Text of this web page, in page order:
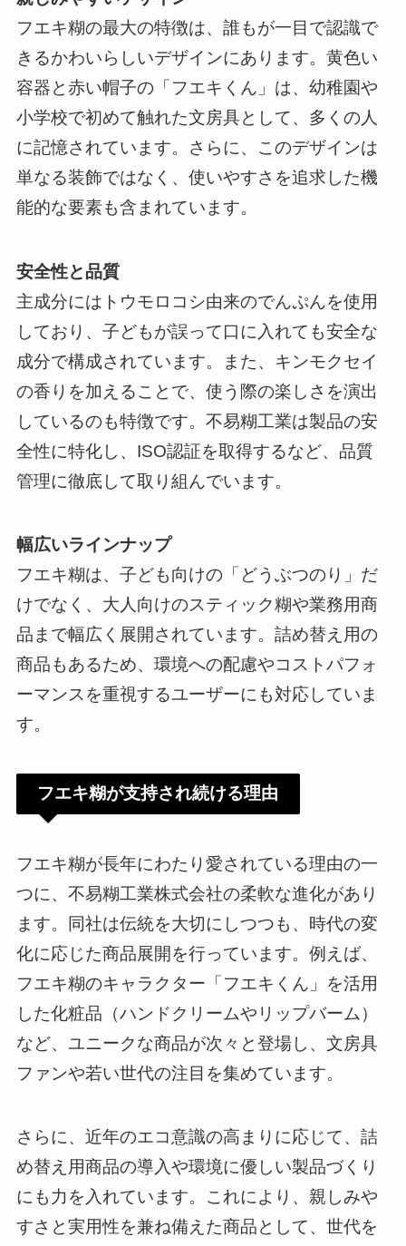
フエキ糊の最大の特徴は、誰もが一目で認識で
きるかわいらしいデザインにあります。黄色い
容器と赤い帽子の「フエキくん」は、幼稚園や
小学校で初めて触れた文房具として、多くの人
に記憶されています。さらに、このデザインは
単なる装飾ではなく、使いやすさを追求した機
能的な要素も含まれています。
安全性と品質
主成分にはトウモロコシ由来のでんぷんを使用
しており、子どもが誤って口に入れても安全な
成分で構成されています。また、キンモクセイ
の香りを加えることで、使う際の楽しさを演出
しているのも特徴です。不易糊工業は製品の安
全性に特化し、ISO認証を取得するなど、品質
管理に徹底して取り組んでいます。
幅広いラインナップ
フエキ糊は、子ども向けの「どうぶつのり」だ
けでなく、大人向けのスティック糊や業務用商
品まで幅広く展開されています。詰め替え用の
商品もあるため、環境への配慮やコストパフォ
ーマンスを重視するユーザーにも対応していま
す。
フエキ糊が支持され続ける理由
フエキ糊が長年にわたり愛されている理由の一
つに、不易糊工業株式会社の柔軟な進化があり
ます。同社は伝統を大切にしつつも、時代の変
化に応じた商品展開を行っています。例えば、
フエキ糊のキャラクター「フエキくん」を活用
した化粧品（ハンドクリームやリップバーム）
など、ユニークな商品が次々と登場し、文房具
ファンや若い世代の注目を集めています。
さらに、近年のエコ意識の高まりに応じて、詰
め替え用商品の導入や環境に優しい製品づくり
にも力を入れています。これにより、親しみや
すさと実用性を兼ね備えた商品として、世代を